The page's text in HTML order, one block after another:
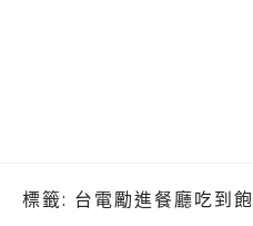
標籤: 台電勵進餐廳吃到飽